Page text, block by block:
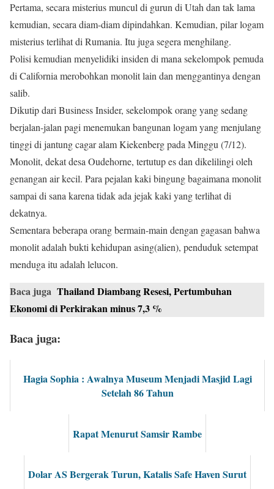
Pertama, secara misterius muncul di gurun di Utah dan tak lama
kemudian, secara diam-diam dipindahkan. Kemudian, pilar logam
misterius terlihat di Rumania. Itu juga segera menghilang.
Polisi kemudian menyelidiki insiden di mana sekelompok pemuda
di California merobohkan monolit lain dan menggantinya dengan
salib.
Dikutip dari Business Insider, sekelompok orang yang sedang
berjalan-jalan pagi menemukan bangunan logam yang menjulang
tinggi di jantung cagar alam Kiekenberg pada Minggu (7/12).
Monolit, dekat desa Oudehorne, tertutup es dan dikelilingi oleh
genangan air kecil. Para pejalan kaki bingung bagaimana monolit
sampai di sana karena tidak ada jejak kaki yang terlihat di
dekatnya.
Sementara beberapa orang bermain-main dengan gagasan bahwa
monolit adalah bukti kehidupan asing(alien), penduduk setempat
menduga itu adalah lelucon.
Baca juga Thailand Diambang Resesi, Pertumbuhan
Ekonomi di Perkirakan minus 7,3 %
Baca juga:
Hagia Sophia : Awalnya Museum Menjadi Masjid Lagi
Setelah 86 Tahun
Rapat Menurut Samsir Rambe
Dolar AS Bergerak Turun, Katalis Safe Haven Surut